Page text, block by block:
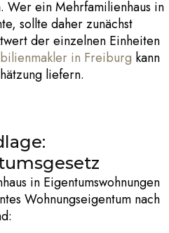
Wer einMehrfamilienhaus in
sollte daher zunächst
der einzelnen Einheiten
in Freiburg kann
liefern.
in Eigentumswohnungen
Wohnungseigentum nach